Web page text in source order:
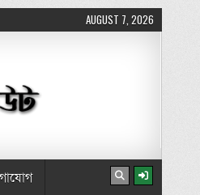
AUGUST 7, 2026